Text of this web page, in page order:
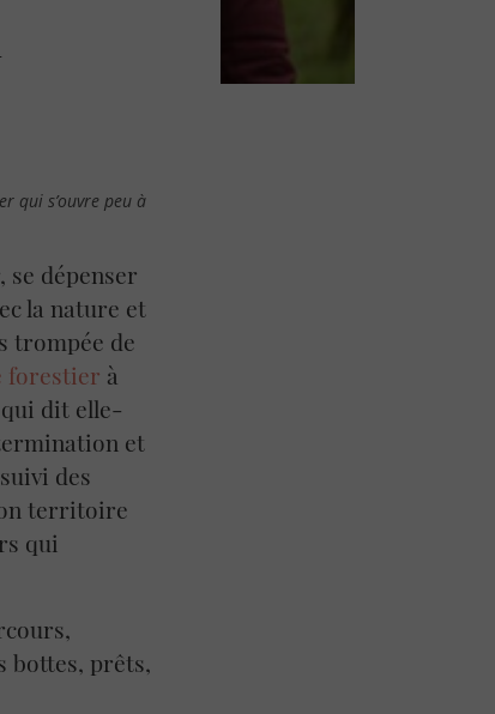
qui s’ouvre peu à
dépenser
la nature et
trompée de
forestier à
dit elle-
et
des
territoire
qui
bottes, prêts,